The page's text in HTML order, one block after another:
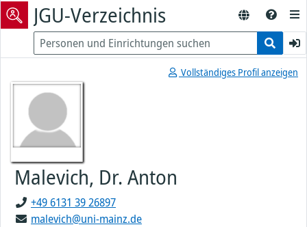
JGU-Verzeichnis
Vollständiges Profil anzeigen
Malevich, Dr. Anton
+49 6131 39 26897
malevich@uni-mainz.de